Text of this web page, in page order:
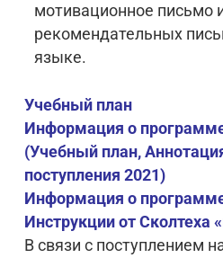
мотивационное письмо
рекомендательных
языке.
Учебный план
Информация о
(Учебный план,
поступления 2021)
Информация о
Инструкции от Сколтеха
В связи с поступлением